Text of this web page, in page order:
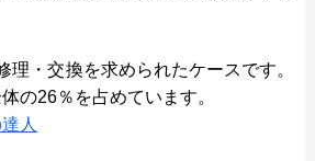
理・交換を求められたケースです。
の26％を占めています。
人